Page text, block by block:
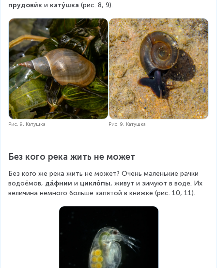
прудови́к и кату́шка (рис. 8, 9).
Рис. 9. Катушка Рис. 9. Катушка
Без кого река жить не может
Без кого же река жить не может? Очень маленькие рачки
водоёмов, да́фнии и цикло́пы, живут и зимуют в воде. Их
величина немного больше запятой в книжке (рис. 10, 11).